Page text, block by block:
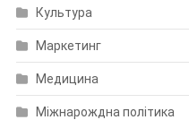
Культура
Маркетинг
Медицина
Міжнарождна політика